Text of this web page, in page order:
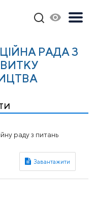
РАДА З
раду з питань